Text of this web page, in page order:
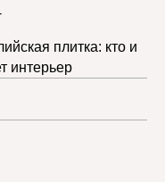
плитка: кто и
интерьер